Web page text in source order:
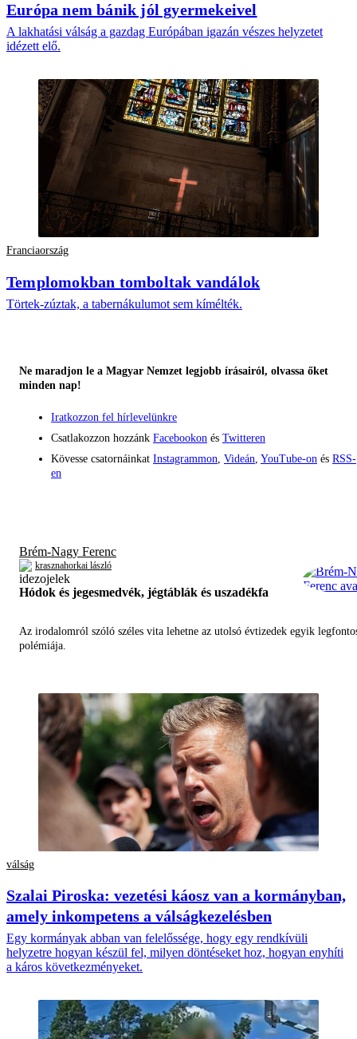
Európa nem bánik jól gyermekeivel
A lakhatási válság a gazdag Európában igazán vészes helyzetet
idézett elő.
Franciaország
Templomokban tomboltak vandálok
Törtek-zúztak, a tabernákulumot sem kímélték.
Ne maradjon le a Magyar Nemzet legjobb írásairól, olvassa őket
minden nap!
Iratkozzon fel hírlevelünkre
Csatlakozzon hozzánk Facebookon és Twitteren
Kövesse csatornáinkat Instagrammon Videán YouTube-on és RSS-
en
Brém-Nagy Ferenc
krasznahorkai lászló
Hódok és jegesmedvék, jégtáblák és uszadékfa
Az irodalomról szóló széles vita lehetne az utolsó évtizedek egyik
polémiája.
válság
Szalai Piroska: vezetési káosz van a kormányban,
amely inkompetens a válságkezelésben
Egy kormányak abban van felelőssége, hogy egy rendkívüli
helyzetre hogyan készül fel, milyen döntéseket hoz, hogyan enyhíti
a káros következményeket.